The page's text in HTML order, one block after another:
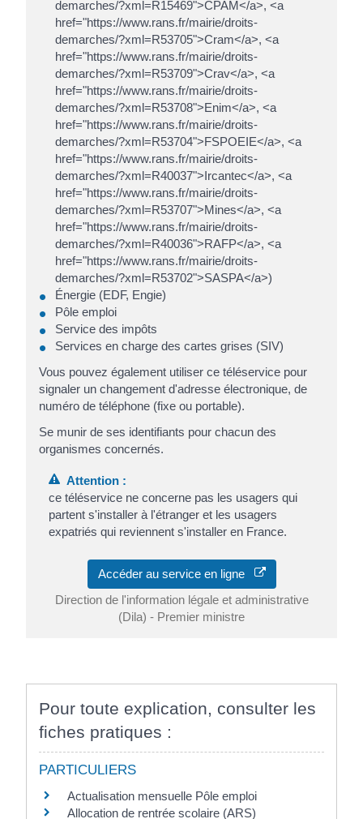
demarches/?xml=R15469">CPAM</a>, <a
href="https://www.rans.fr/mairie/droits-
demarches/?xml=R53705">Cram</a>, <a
href="https://www.rans.fr/mairie/droits-
demarches/?xml=R53709">Crav</a>, <a
href="https://www.rans.fr/mairie/droits-
demarches/?xml=R53708">Enim</a>, <a
href="https://www.rans.fr/mairie/droits-
demarches/?xml=R53704">FSPOEIE</a>, <a
href="https://www.rans.fr/mairie/droits-
demarches/?xml=R40037">Ircantec</a>, <a
href="https://www.rans.fr/mairie/droits-
demarches/?xml=R53707">Mines</a>, <a
href="https://www.rans.fr/mairie/droits-
demarches/?xml=R40036">RAFP</a>, <a
href="https://www.rans.fr/mairie/droits-
demarches/?xml=R53702">SASPA</a>)
Énergie (EDF, Engie)
Pôle emploi
Service des impôts
Services en charge des cartes grises (SIV)
Vous pouvez également utiliser ce téléservice pour
signaler un changement d'adresse électronique, de
numéro de téléphone (fixe ou portable).
Se munir de ses identifiants pour chacun des
organismes concernés.
Attention :
ce téléservice ne concerne pas les usagers qui
partent s'installer à l'étranger et les usagers
expatriés qui reviennent s'installer en France.
Accéder au service en ligne
Direction de l'information légale et administrative
(Dila) - Premier ministre
Pour toute explication, consulter les
fiches pratiques :
PARTICULIERS
Actualisation mensuelle Pôle emploi
Allocation de rentrée scolaire (ARS)